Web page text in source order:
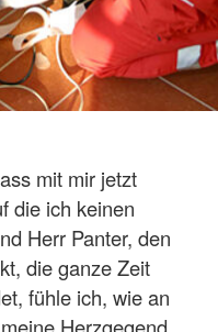
mit mir jetzt
die ich keinen
Herr Panter, den
die ganze Zeit
fühle ich, wie an